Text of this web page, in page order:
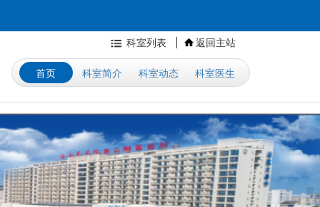
科室列表 返回主站
首页 科室简介 科室动态 科室医生